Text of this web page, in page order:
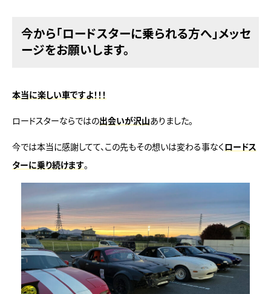
今から「ロードスターに乗られる方へ」メッセ
ージをお願いします。
本当に楽しい車ですよ！！！
ロードスターならではの出会いが沢山ありました。
今では本当に感謝してて、この先もその想いは変わる事なくロードス
ターに乗り続けます。